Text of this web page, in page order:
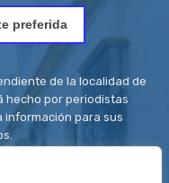
preferida
de la localidad de
hecho por periodistas
información para sus